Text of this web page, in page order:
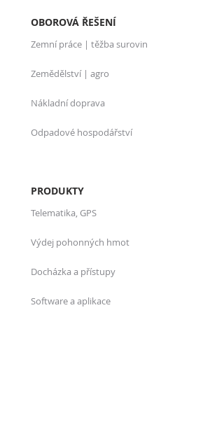
OBOROVÁ ŘEŠENÍ
Zemní práce | těžba surovin
Zemědělství | agro
Nákladní doprava
Odpadové hospodářství
PRODUKTY
Telematika, GPS
Výdej pohonných hmot
Docházka a přístupy
Software a aplikace